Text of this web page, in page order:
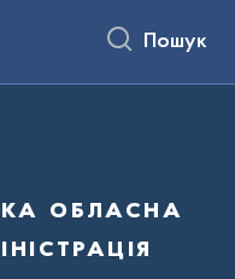
Пошук
обласна